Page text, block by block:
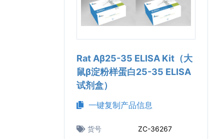
Rat Aβ25-35 ELISA Kit（大
鼠β淀粉样蛋白25-35 ELISA
试剂盒）
一键复制产品信息
货号
ZC-36267